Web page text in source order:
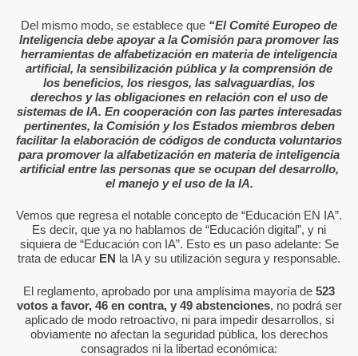
Del mismo modo, se establece que “El Comité Europeo de
Inteligencia debe apoyar a la Comisión para promover las
herramientas de alfabetización en materia de inteligencia
artificial, la sensibilización pública y la comprensión de
los beneficios, los riesgos, las salvaguardias, los
derechos y las obligaciones en relación con el uso de
sistemas de IA. En cooperación con las partes interesadas
pertinentes, la Comisión y los Estados miembros deben
facilitar la elaboración de códigos de conducta voluntarios
para promover la alfabetización en materia de inteligencia
artificial entre las personas que se ocupan del desarrollo,
el manejo y el uso de la IA.
Vemos que regresa el notable concepto de “Educación EN IA”.
Es decir, que ya no hablamos de “Educación digital”, y ni
siquiera de “Educación con IA”. Esto es un paso adelante: Se
trata de educar EN la IA y su utilización segura y responsable.
El reglamento, aprobado por una amplísima mayoría de 523
votos a favor, 46 en contra, y 49 abstenciones, no podrá ser
aplicado de modo retroactivo, ni para impedir desarrollos, si
obviamente no afectan la seguridad pública, los derechos
consagrados ni la libertad económica: